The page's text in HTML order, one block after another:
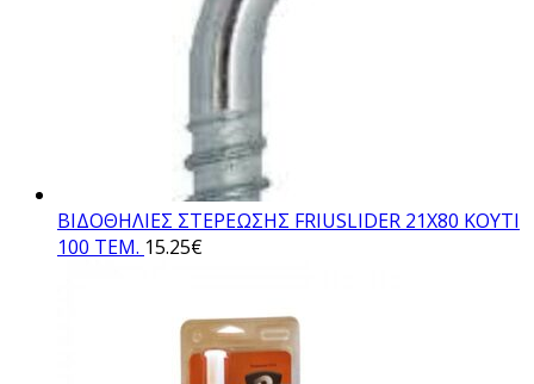
ΒΙΔΟΘΗΛΙΕΣ ΣΤΕΡΕΩΣΗΣ FRIUSLIDER 21X80 KOYTI
100 TEM. 15.25€